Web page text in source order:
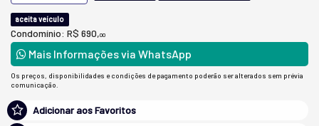
aceita veículo
Condomínio: R$ 690,00
Mais Informações via WhatsApp
Os preços, disponibilidades e condições de pagamento poderão ser alterados sem prévia
comunicação.
Adicionar aos Favoritos